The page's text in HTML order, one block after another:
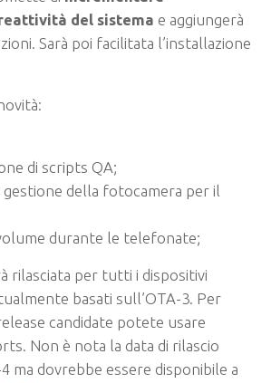
del sistema e aggiungerà
Sarà poi facilitata l’installazione
di scripts QA;
gestione della fotocamera per il
durante le telefonate;
rilasciata per tutti i dispositivi
basati sull’OTA-3. Per
candidate potete usare
Non è nota la data di rilascio
ma dovrebbe essere disponibile a